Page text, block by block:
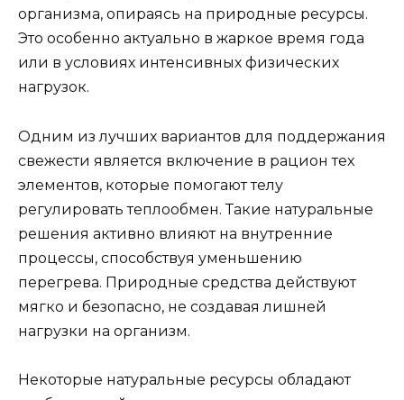
организма, опираясь на природные ресурсы.
Это особенно актуально в жаркое время года
или в условиях интенсивных физических
нагрузок.
Одним из лучших вариантов для поддержания
свежести является включение в рацион тех
элементов, которые помогают телу
регулировать теплообмен. Такие натуральные
решения активно влияют на внутренние
процессы, способствуя уменьшению
перегрева. Природные средства действуют
мягко и безопасно, не создавая лишней
нагрузки на организм.
Некоторые натуральные ресурсы обладают